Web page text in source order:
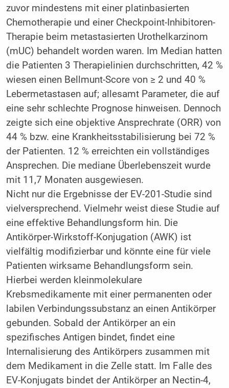
zuvor mindestens mit einer platinbasierten
Chemotherapie und einer Checkpoint-Inhibitoren-
Therapie beim metastasierten Urothelkarzinom
(mUC) behandelt worden waren. Im Median hatten
die Patienten 3 Therapielinien durchschritten, 42 %
wiesen einen Bellmunt-Score von ≥ 2 und 40 %
Lebermetastasen auf; allesamt Parameter, die auf
eine sehr schlechte Prognose hinweisen. Dennoch
zeigte sich eine objektive Ansprechrate (ORR) von
44 % bzw. eine Krankheitsstabilisierung bei 72 %
der Patienten. 12 % erreichten ein vollständiges
Ansprechen. Die mediane Überlebenszeit wurde
mit 11,7 Monaten ausgewiesen.
Nicht nur die Ergebnisse der EV-201-Studie sind
vielversprechend. Vielmehr weist diese Studie auf
eine effektive Behandlungsform hin. Die
Antikörper-Wirkstoff-Konjugation (AWK) ist
vielfältig modifizierbar und könnte eine für viele
Patienten wirksame Behandlungsform sein.
Hierbei werden kleinmolekulare
Krebsmedikamente mit einer permanenten oder
labilen Verbindungssubstanz an einen Antikörper
gebunden. Sobald der Antikörper an ein
spezifisches Antigen bindet, findet eine
Internalisierung des Antikörpers zusammen mit
dem Medikament in die Zelle statt. Im Falle des
EV-Konjugats bindet der Antikörper an Nectin-4,